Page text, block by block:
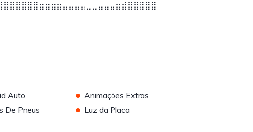
Auto • Animações Extras
De Pneus • Luz da Placa